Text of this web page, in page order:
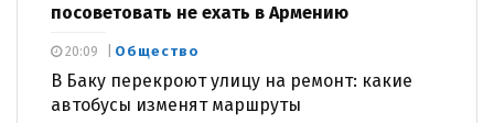
посоветовать не ехать в Армению
Общество
В Баку перекроют улицу на ремонт: какие
автобусы изменят маршруты
20:09